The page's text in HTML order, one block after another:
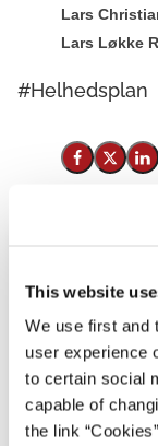
This website
We use first and
user experience
to certain social
capable of
the link
Lars
Lars Løkke
#Helhedsplan
Del påDel på